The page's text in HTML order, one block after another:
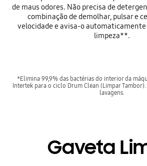
de maus odores. Não precisa de
combinação de demolhar, pulsar e
velocidade e avisa-o automaticamente
limpeza**.
*Elimina 99,9% das bactérias do interior da
Intertek para o ciclo Drum Clean (Limpar
lavagens.
Gaveta